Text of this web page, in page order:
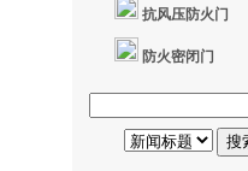
抗风压防火门
防火密闭门